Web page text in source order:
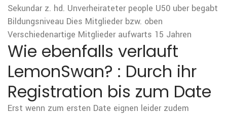
Sekundar z. hd. Unverheirateter people U50 uber begabt
Bildungsniveau Dies Mitglieder bzw. oben
Verschiedenartige Mitglieder aufwarts 15 Jahren
Wie ebenfalls verlauft
LemonSwan? : Durch ihr
Registration bis zum Date
Erst wenn zum ersten Date eignen leider zudem